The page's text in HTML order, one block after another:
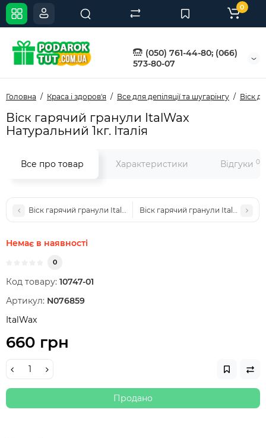
(050) 761-44-80; (066)
573-80-07
0
Головна Краса і здоров'я Все для депіляції та шугарінгу Віск
Віск гарячий гранули ItalWax
Натуральний 1кг. Італія
Все про товар Характеристики Відгуки 0
Віск гарячий гранули ItalWax Натуральний 100гр. Італія
Віск гарячий гранули ItalWax
Немає в наявності
0
Код товару: 10747-01
Артикул: N076859
ItalWax
660 грн
Продано